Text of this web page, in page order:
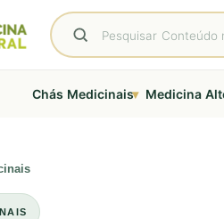
Chás Medicinais▾ Medicina